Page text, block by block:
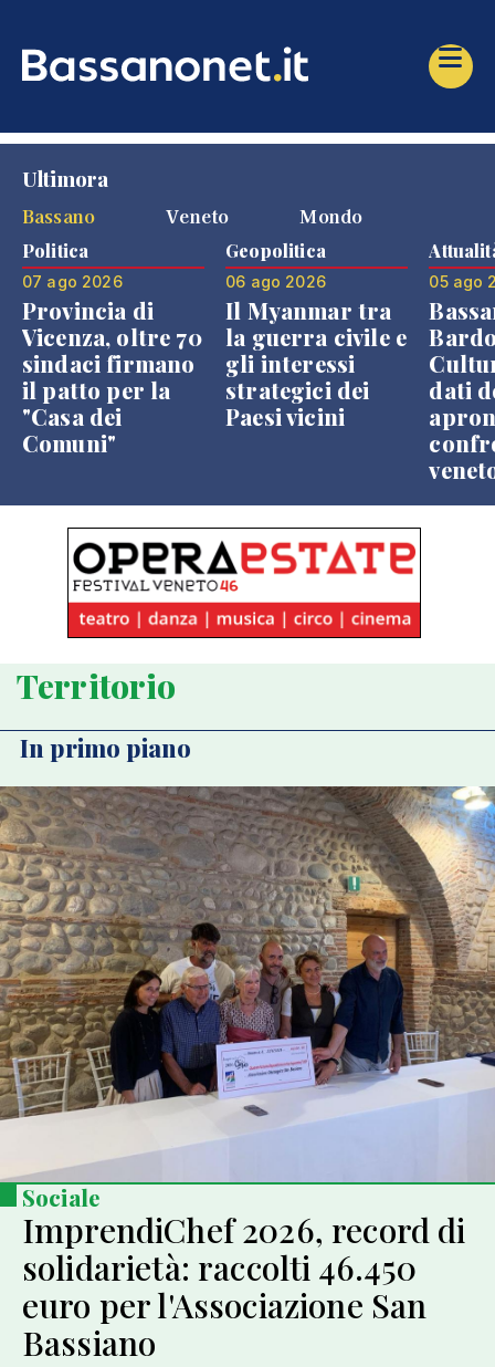
Ultimora
Bassano
Veneto Mondo
Politica
07 ago 2026
Provincia di
Vicenza, oltre 70
sindaci firmano
il patto per la
"Casa dei
Comuni"
Geopolitica
06 ago 2026
Il Myanmar tra
la guerra civile e
gli interessi
strategici dei
Paesi vicini
05 ago
dati
Territorio
In primo piano
Sociale
ImprendiChef 2026, record di
solidarietà: raccolti 46.450
euro per l'Associazione San
Bassiano